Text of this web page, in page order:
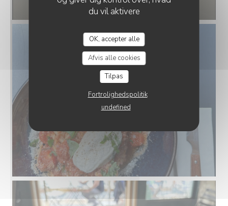
du vil aktivere
OK, accepter alle
Afvis alle cookies
Tilpas
Fortrolighedspolitik
undefined